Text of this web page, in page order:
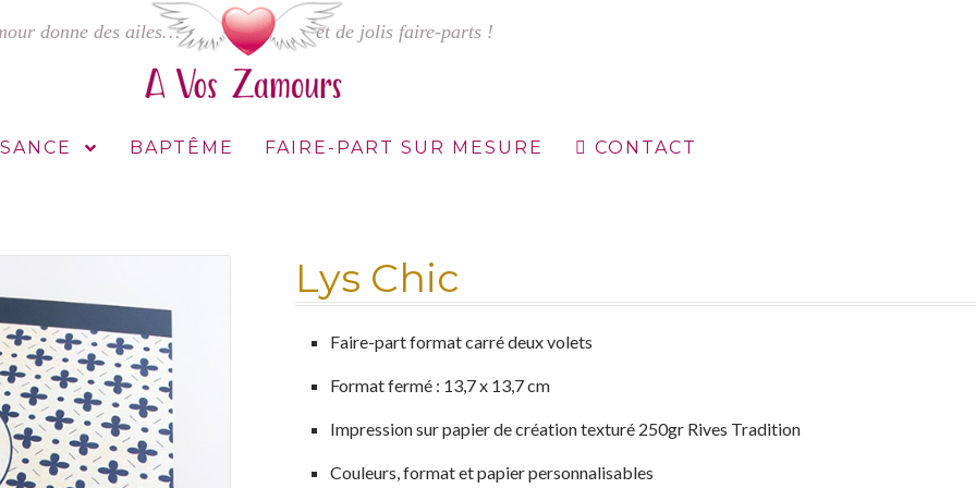
BAPTÊME FAIRE-PART SUR MESURE CONTACT
Lys Chic
Faire-part format carré deux volets
Format fermé : 13,7 x 13,7 cm
Impression sur papier de création texturé 250gr Rives Tradition
Couleurs, format et papier personnalisables